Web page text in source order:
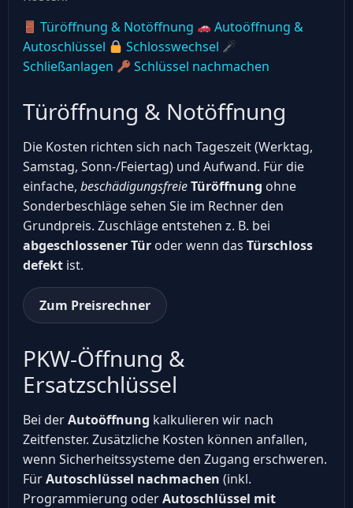
Türöffnung & Notöffnung
Autoöffnung &
Autoschlüssel
Schlosswechsel
Schließanlagen
Schlüssel nachmachen
Türöffnung & Notöffnung
Die Kosten richten sich nach Tageszeit (Werktag,
Samstag, Sonn-/Feiertag) und Aufwand. Für die
einfache, beschädigungsfreieTüröffnung ohne
Sonderbeschläge sehen Sie im Rechner den
Grundpreis. Zuschläge entstehen z. B. bei
abgeschlossener Tür oder wenn das Türschloss
defekt ist.
Zum Preisrechner
PKW-Öffnung &
Ersatzschlüssel
Bei derAutoöffnung kalkulieren wir nach
Zeitfenster. Zusätzliche Kosten können anfallen,
wenn Sicherheitssysteme den Zugang erschweren.
FürAutoschlüssel nachmachen (inkl.
Programmierung oderAutoschlüssel mit